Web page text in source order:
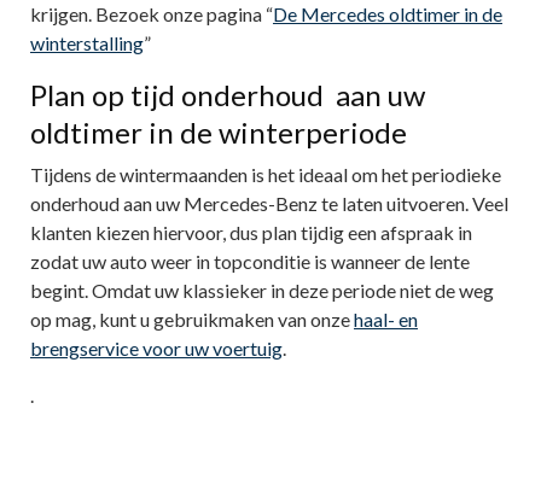
krijgen. Bezoek onze pagina “De Mercedes oldtimer in de
winterstalling”
Plan op tijd onderhoud aan uw
oldtimer in de winterperiode
Tijdens de wintermaanden is het ideaal om het periodieke
onderhoud aan uw Mercedes-Benz te laten uitvoeren. Veel
klanten kiezen hiervoor, dus plan tijdig een afspraak in
zodat uw auto weer in topconditie is wanneer de lente
begint. Omdat uw klassieker in deze periode niet de weg
op mag, kunt u gebruikmaken van onzehaal- en
brengservice voor uw voertuig